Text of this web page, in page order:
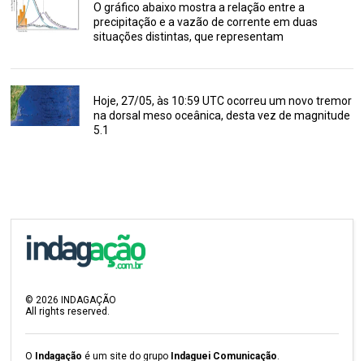
O gráfico abaixo mostra a relação entre a
precipitação e a vazão de corrente em duas
situações distintas, que representam
Hoje, 27/05, às 10:59 UTC ocorreu um novo tremor
na dorsal meso oceânica, desta vez de magnitude
5.1
©2026 INDAGAÇÃO
All rights reserved.
O Indagação é um site do grupo Indaguei Comunicação.